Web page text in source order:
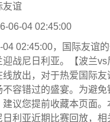
友谊
06-04 02:45:00
02:45:00，国际友谊
战尼日利亚。【波兰vs
放出，对于热爱国际友
容错过的盛宴。为避免
议您提前收藏本页面。
利亚近期比赛回放，相